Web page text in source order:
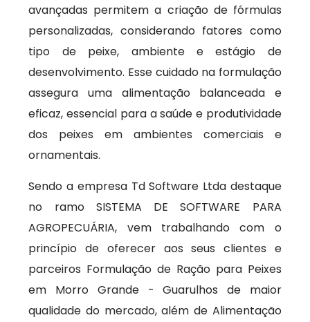
avançadas permitem a criação de fórmulas
personalizadas, considerando fatores como
tipo de peixe, ambiente e estágio de
desenvolvimento. Esse cuidado na formulação
assegura uma alimentação balanceada e
eficaz, essencial para a saúde e produtividade
dos peixes em ambientes comerciais e
ornamentais.
Sendo a empresa Td Software Ltda destaque
no ramo SISTEMA DE SOFTWARE PARA
AGROPECUÁRIA, vem trabalhando com o
princípio de oferecer aos seus clientes e
parceiros Formulação de Ração para Peixes
em Morro Grande - Guarulhos de maior
qualidade do mercado, além de Alimentação